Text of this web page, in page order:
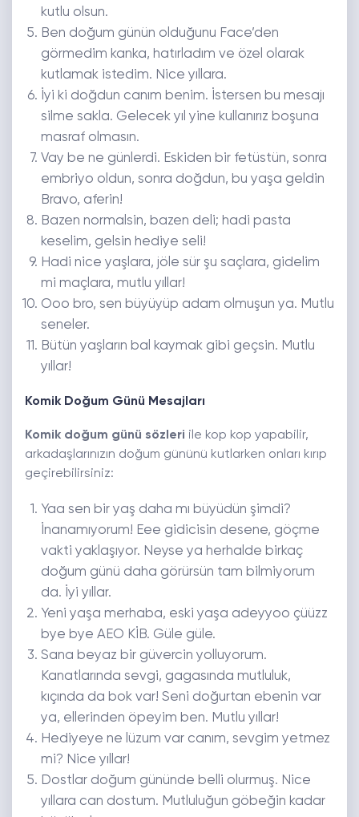
kutlu olsun.
Ben doğum günün olduğunu Face’den
görmedim kanka, hatırladım ve özel olarak
kutlamak istedim. Nice yıllara.
İyi ki doğdun canım benim. İstersen bu mesajı
silme sakla. Gelecek yıl yine kullanırız boşuna
masraf olmasın.
Vay be ne günlerdi. Eskiden bir fetüstün, sonra
embriyo oldun, sonra doğdun, bu yaşa geldin
Bravo, aferin!
Bazen normalsin, bazen deli; hadi pasta
keselim, gelsin hediye seli!
Hadi nice yaşlara, jöle sür şu saçlara, gidelim
mi maçlara, mutlu yıllar!
Ooo bro, sen büyüyüp adam olmuşun ya. Mutlu
seneler.
Bütün yaşların bal kaymak gibi geçsin. Mutlu
yıllar!
Komik Doğum Günü Mesajları
Komik doğum günü sözleri ile kop kop yapabilir,
arkadaşlarınızın doğum gününü kutlarken onları kırıp
geçirebilirsiniz:
Yaa sen bir yaş daha mı büyüdün şimdi?
İnanamıyorum! Eee gidicisin desene, göçme
vakti yaklaşıyor. Neyse ya herhalde birkaç
doğum günü daha görürsün tam bilmiyorum
da. İyi yıllar.
Yeni yaşa merhaba, eski yaşa adeyyoo çüüzz
bye bye AEO KİB. Güle güle.
Sana beyaz bir güvercin yolluyorum.
Kanatlarında sevgi, gagasında mutluluk,
kıçında da bok var! Seni doğurtan ebenin var
ya, ellerinden öpeyim ben. Mutlu yıllar!
Hediyeye ne lüzum var canım, sevgim yetmez
mi? Nice yıllar!
Dostlar doğum gününde belli olurmuş. Nice
yıllara can dostum. Mutluluğun göbeğin kadar